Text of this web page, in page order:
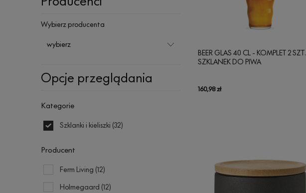
Wybierz producenta
Opcje przeglądania
Kategorie
Szklanki i kieliszki (32)
Producent
Ferm Living (12)
Holmegaard (12)
BEER GLAS 40 CL - KOMPLET 2 SZT.
SZKLANEK DO PIWA
160,98 zł